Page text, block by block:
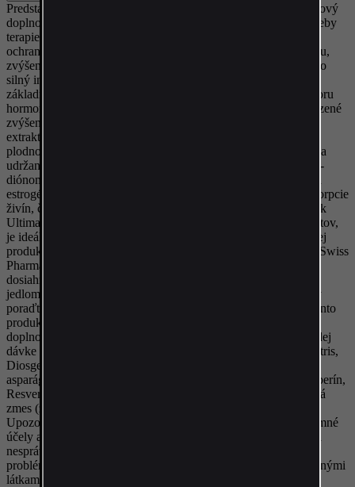
Predstavujeme Ultimate PCT od Swiss Pharmaceuticals, prémiový
doplnok stravy starostlivo vyvinutý tak, aby podporil vaše potreby
terapie po cykle. Tento špičkový produkt poskytuje holistickú
ochranu tela zvýšením prirodzenej hladiny voľného testosterónu,
zvýšením libida, napomáhaním pokojnému spánku a pôsobí ako
silný inhibítor estrogénu. Ultimate PCT je energická zmes
základných zložiek navrhnutých na ochranu vášho tela a podporu
hormonálnej rovnováhy. S kyselinou D-asparágovou na prirodzené
zvýšenie hladín testosterónu pre zlepšenie mužského libida,
extraktom z Maca pre zvýšenie energie, vytrvalosti a podporu
plodnosti, diindolylmetánom na blokovanie účinkov estrogénu a
udržanie zdravých hladín testosterónu a androsta-3,5-dién-7,17-
diónom na optimalizáciu testosterónu a zároveň zníženie hladín
estrogénu a kortizolu. Bioperine je obsiahnutý na zvýšenie absorpcie
živín, čím sa zabezpečí maximálna účinnosť receptúry. Doplnok
Ultimate PCT, prispôsobený pre silových športovcov a kulturistov,
je ideálny na riadenie hladín estrogénu a na podporu prirodzenej
produkcie testosterónu po prohormónovej terapii. Každá fľaša Swiss
Pharmaceuticals' Ultimate PCT obsahuje 120 kapsúl. Pre
dosiahnutie najlepších výsledkov užívajtejedna tableta denne s
jedlom a dostatočným množstvom vody. Pred použitím sa vždy
poraďte so svojím poskytovateľom zdravotnej starostlivosti. Tento
produkt je určený pre zdravých dospelých nad 18 rokov ako
doplnok, nie náhrada vyváženej stravy. Kľúčové zložky v každej
dávke troch kapsúl zahŕňajú zmes testosterónu (Tribulus Terrestris,
Diosgenín, Maca, Rodola Rosea), zmes po cykle (kyselina D-
asparágová, diindolylmetán, Androsta-3,5-dién-7,17-dión, Bioperín,
Resveratrol, Indol-Carbinol-3), Letylcardinol-3 Antiestrogénová
zmes (zinok, horčík, vitamín B6, koreň Ashwagandha).
Upozorňujeme, že Ultimate PCT je formulovaný len na výskumné
účely a nemal by sa konzumovať priamo. Výrobca neodporúča
nesprávne dávkovanie, používanie pri zhoršených zdravotných
problémoch alebo v spojení s alkoholom, drogami alebo omamnými
látkami.